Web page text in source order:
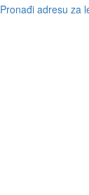
Pronađi adresu za